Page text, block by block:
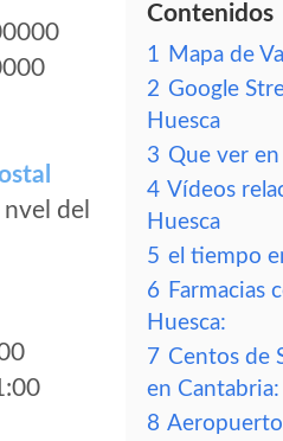
del
Contenidos
1 Mapa de
2 Google
Huesca
3 Que ver
4 Vídeos
Huesca
5 el tiempo
6 Farmacias
Huesca:
7 Centos de
en Cantabria:
8